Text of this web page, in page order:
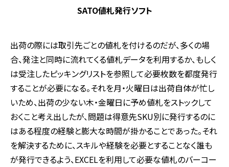
SATO値札発行ソフト
出荷の際には取引先ごとの値札を付けるのだが、多くの場
合、発注と同時に流れてくる値札データを利用するか、もしく
は受注したピッキングリストを参照して必要枚数を都度発行
することが必要になる。それを月・火曜日は出荷自体が忙し
いため、出荷の少ない木・金曜日に予め値札をストックして
おくこと考え出したが、問題は得意先SKU別に発行するのに
はある程度の経験と膨大な時間が掛かることであった。それ
を解決するために、スキルや経験を必要とすることなく誰も
が発行できるよう、EXCELを利用して必要な値札のバーコー